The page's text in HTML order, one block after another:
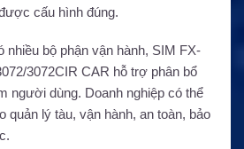
cấu hình đúng.
bộ phận vận hành, SIM FX-
3072CIR CAR hỗ trợ phân bổ
người dùng. Doanh nghiệp có thể
quản lý tàu, vận hành, an toàn, bảo